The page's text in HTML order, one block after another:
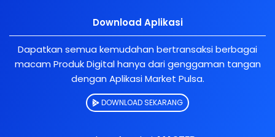
Download Aplikasi
Dapatkan semua kemudahan bertransaksi berbagai
macam Produk Digital hanya dari genggaman tangan
dengan Aplikasi Market Pulsa.
DOWNLOAD SEKARANG